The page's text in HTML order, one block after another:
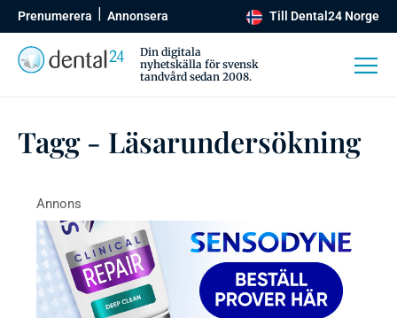
Prenumerera Annonsera Till Dental24 Norge
Din digitala
nyhetskälla för svensk
tandvård sedan 2008.
Tagg - Läsarundersökning